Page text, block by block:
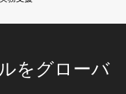
をグローバ